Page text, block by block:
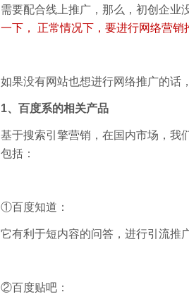
需要配合线上推广，那么，初创企业
一下， 正常情况下，要进行网络营
如果没有网站也想进行网络推广的话
1、百度系的相关产品
基于搜索引擎营销，在国内市场，我
包括：
①百度知道：
它有利于短内容的问答，进行引流推
②百度贴吧：